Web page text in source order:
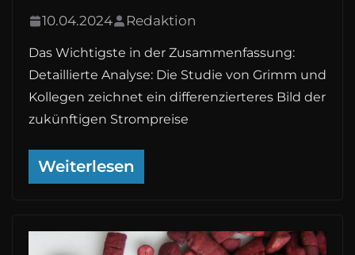
10.04.2024 Redaktion
Das Wichtigste in der Zusammenfassung:
Detaillierte Analyse: Die Studie von Grimm und
Kollegen zeichnet ein differenzierteres Bild der
zukünftigen Strompreise
Weiterlesen